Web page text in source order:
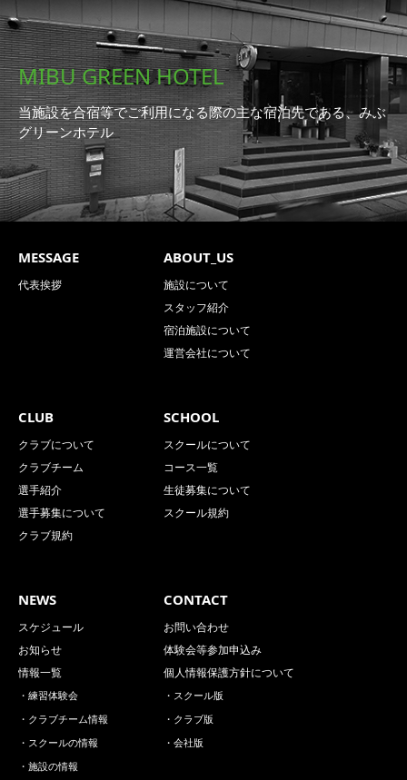
MIBU GREEN HOTEL
当施設を合宿等でご利用になる際の主な宿泊先である、みぶ
グリーンホテル
MESSAGE
代表挨拶
ABOUT_US
施設について
スタッフ紹介
宿泊施設について
運営会社について
CLUB
クラブについて
クラブチーム
選手紹介
選手募集について
クラブ規約
SCHOOL
スクールについて
コース一覧
生徒募集について
スクール規約
NEWS
スケジュール
お知らせ
情報一覧
・練習体験会
・クラブチーム情報
・スクールの情報
・施設の情報
CONTACT
お問い合わせ
体験会等参加申込み
個人情報保護方針について
・スクール版
・クラブ版
・会社版